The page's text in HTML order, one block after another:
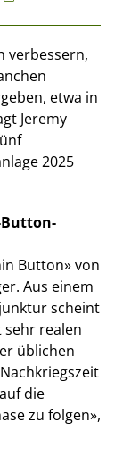
verbessern,
etwa in
Jeremy
2025
Button» von
Aus einem
scheint
sehr realen
üblichen
die
zu folgen»,